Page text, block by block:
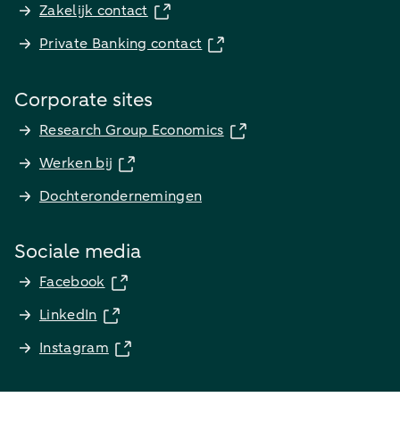
Zakelijk contact
Private Banking contact
Corporate sites
Research Group Economics
Werken bij
Dochterondernemingen
Sociale media
Facebook
LinkedIn
Instagram